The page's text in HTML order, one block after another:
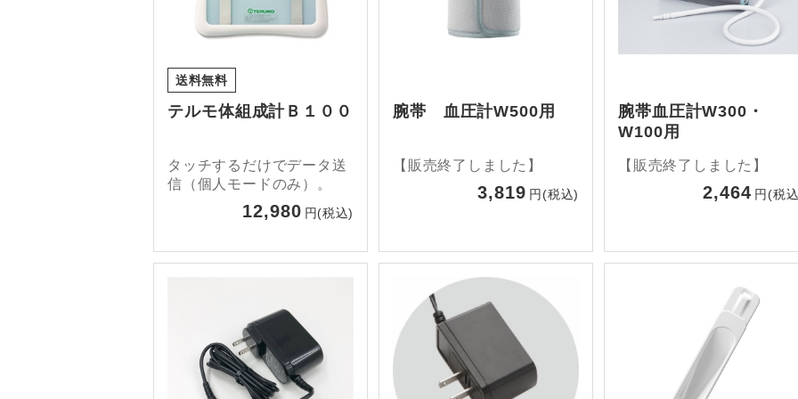
送料無料
テルモ体組成計Ｂ１００
タッチするだけでデータ送
信（個人モードのみ）。
12,980 円(税込)
腕帯 血圧計W500用
【販売終了しました】
3,819 円(税込)
腕帯血圧計W300・
W100用
【販売終了しました】
2,464 円(税